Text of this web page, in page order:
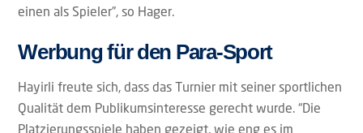
einen als Spieler”, so Hager.
Werbung für den Para-Sport
Hayirli freute sich, dass das Turnier mit seiner sportlichen
Qualität dem Publikumsinteresse gerecht wurde. “Die
Platzierungsspiele haben gezeigt, wie eng es im